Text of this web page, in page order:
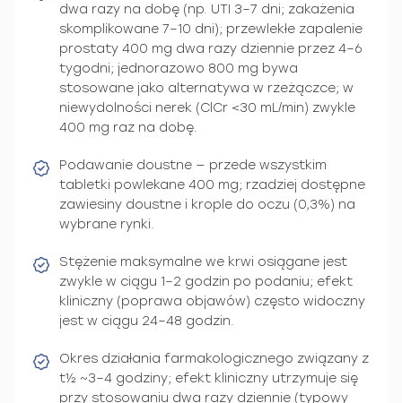
dwa razy na dobę (np. UTI 3–7 dni; zakażenia
skomplikowane 7–10 dni); przewlekłe zapalenie
prostaty 400 mg dwa razy dziennie przez 4–6
tygodni; jednorazowo 800 mg bywa
stosowane jako alternatywa w rzeżączce; w
niewydolności nerek (ClCr <30 mL/min) zwykle
400 mg raz na dobę.
Podawanie doustne — przede wszystkim
tabletki powlekane 400 mg; rzadziej dostępne
zawiesiny doustne i krople do oczu (0,3%) na
wybrane rynki.
Stężenie maksymalne we krwi osiągane jest
zwykle w ciągu 1–2 godzin po podaniu; efekt
kliniczny (poprawa objawów) często widoczny
jest w ciągu 24–48 godzin.
Okres działania farmakologicznego związany z
t½ ~3–4 godziny; efekt kliniczny utrzymuje się
przy stosowaniu dwa razy dziennie (typowy